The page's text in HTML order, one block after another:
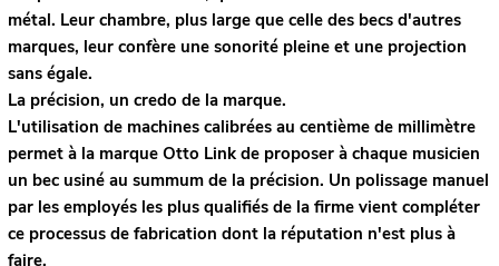
métal. Leur chambre, plus large que celle des becs d'autres
marques, leur confère une sonorité pleine et une projection
sans égale.
La précision, un credo de la marque.
L'utilisation de machines calibrées au centième de millimètre
permet à la marque Otto Link de proposer à chaque musicien
un bec usiné au summum de la précision. Un polissage manuel
par les employés les plus qualifiés de la firme vient compléter
ce processus de fabrication dont la réputation n'est plus à
faire.